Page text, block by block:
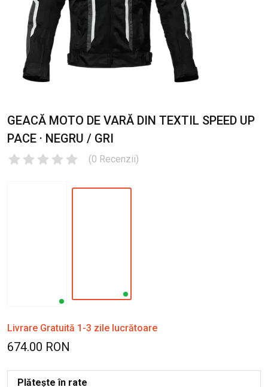
GEACĂ MOTO DE VARĂ DIN TEXTIL SPEED UP
PACE · NEGRU / GRI
(0 Recenzii)
Livrare Gratuită 1-3 zile lucrătoare
674.00 RON
Plătește în rate